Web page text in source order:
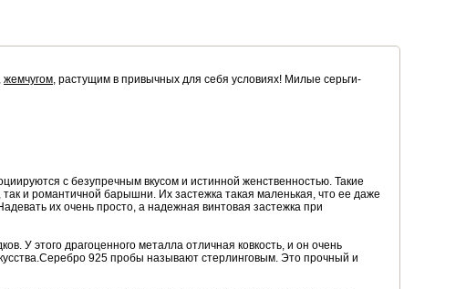
жемчугом, растущим в привычных для себя условиях! Милые серьги-
с безупречным вкусом и истинной женственностью. Такие
и романтичной барышни. Их застежка такая маленькая, что ее даже
их очень просто, а надежная винтовая застежка при
У этого драгоценного металла отличная ковкость, и он очень
925 пробы называют стерлинговым. Это прочный и